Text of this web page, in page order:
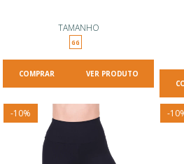
TAMANHO
GG
VER PRODUTO
-10% -10